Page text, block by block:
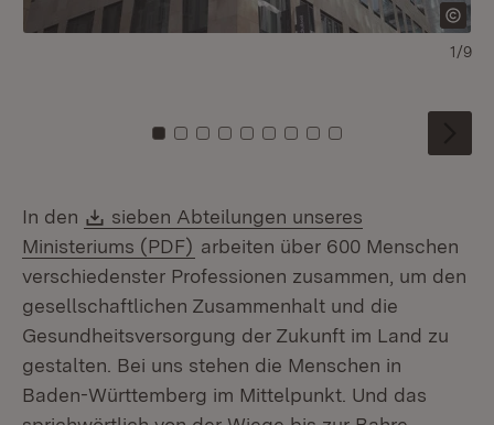
Zu Kachel: 0
Zu Kachel: 1
Zu Kachel: 2
Zu Kachel: 3
Zu Kachel: 4
Zu Kachel: 5
Zu Kachel: 6
Zu Kachel: 7
Zu Kachel: 8
1/9
In den Download:
sieben Abteilungen unseres
Ministeriums (PDF) (Öffnet in neuem Fenster)
arbeiten über 600 Menschen
verschiedenster Professionen zusammen, um den
gesellschaftlichen Zusammenhalt und die
Gesundheitsversorgung der Zukunft im Land zu
gestalten. Bei uns stehen die Menschen in
Baden-Württemberg im Mittelpunkt. Und das